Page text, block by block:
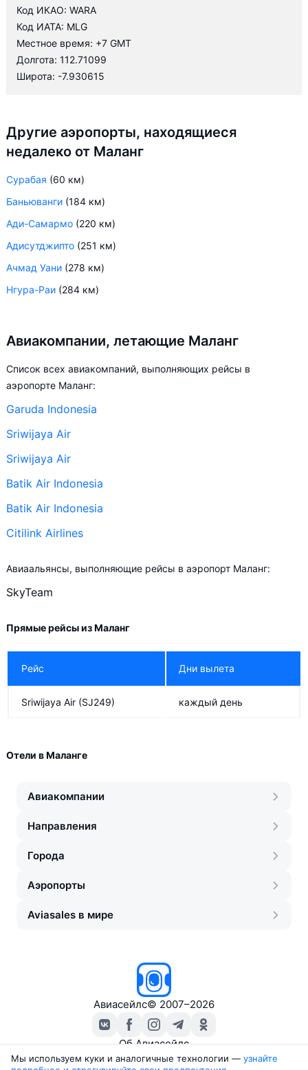
Код ИКАО: WARA
Код ИАТА: MLG
Местное время: +7 GMT
Долгота: 112.71099
Широта: -7.930615
Другие аэропорты, находящиеся
недалеко от Маланг
Сурабая (60 км)
Баньюванги (184 км)
Ади-Самармо (220 км)
Адисутджипто (251 км)
Ачмад Уани (278 км)
Нгура-Раи (284 км)
Авиакомпании, летающие Маланг
Список всех авиакомпаний, выполняющих рейсы в
аэропорте Маланг:
Garuda Indonesia
Sriwijaya Air
Sriwijaya Air
Batik Air Indonesia
Batik Air Indonesia
Citilink Airlines
Авиаальянсы, выполняющие рейсы в аэропорт Маланг:
SkyTeam
Прямые рейсы из Маланг
Рейс Дни вылета
Sriwijaya Air (SJ249) каждый день
Отели в Маланге
Авиакомпании
Направления
Города
Аэропорты
Aviasales в мире
Авиасейлс© 2007–2026
Об Авиасейлс
Пресс‑центр
Мы используем куки и аналогичные технологии — узнайте